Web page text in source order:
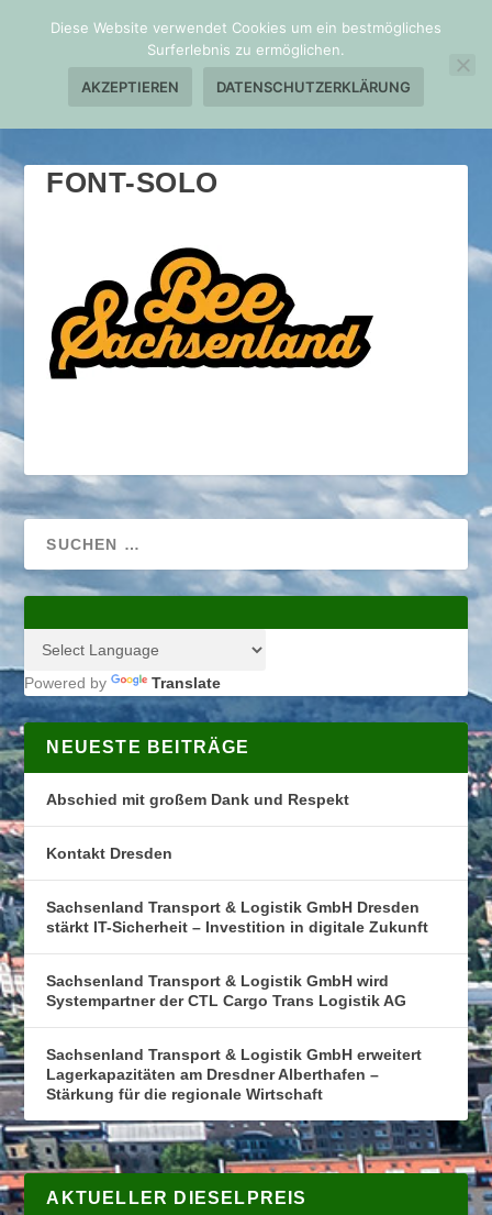
FONT-SOLO
Powered by Translate
NEUESTE BEITRÄGE
Abschied mit großem Dank und Respekt
Kontakt Dresden
Sachsenland Transport & Logistik GmbH Dresden
stärkt IT-Sicherheit – Investition in digitale Zukunft
Sachsenland Transport & Logistik GmbH wird
Systempartner der CTL Cargo Trans Logistik AG
Sachsenland Transport & Logistik GmbH erweitert
Lagerkapazitäten am Dresdner Alberthafen –
Stärkung für die regionale Wirtschaft
AKTUELLER DIESELPREIS
Diese Website verwendet Cookies um ein bestmögliches
Surferlebnis zu ermöglichen.
AKZEPTIEREN DATENSCHUTZERKLÄRUNG